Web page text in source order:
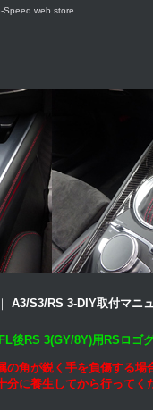
Speed web store
｜ A3/S3/RS 3-DIY取付マニ
後RS 3(GY/8Y)用RSロゴ
の角が鋭く手を負傷する
分に養生してから行って